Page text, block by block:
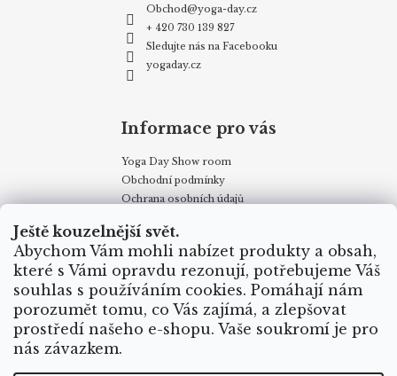
Ještě kouzelnější svět.
Abychom Vám mohli nabízet produkty a obsah,
které s Vámi opravdu rezonují, potřebujeme Váš
souhlas s používáním cookies. Pomáhají nám
porozumět tomu, co Vás zajímá, a zlepšovat
prostředí našeho e-shopu. Vaše soukromí je pro
nás závazkem.
Obchod@yoga-day.cz
+ 420 730 139 827
Sledujte nás na Facebooku
yogaday.cz
Informace pro vás
Yoga Day Show room
Obchodní podmínky
Ochrana osobních údajů
Reklamace
Proč nakupovat u yoga-day ?
Certifikáty
Způsoby dopravy
Puncovní značky
Velkoobchodní odběr